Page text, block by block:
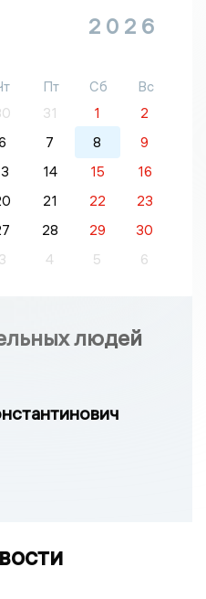
2026
Пт Сб
Вс
31 1
2
7 8
9
14 15
16
21 22
23
28 29
30
3 4 5 6
людей